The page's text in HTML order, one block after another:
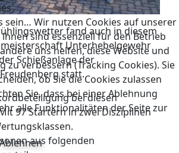
fand auch in diesem
Unterhebelgewehr
Schießanlage der
statt.
bei diesen
97 Startern in zwei Disziplinen
aus folgenden
sein… Wir nutzen Cookies auf unserer
sind essenziell für den Betrieb
uns helfen, diese Website und
verbessern (Tracking Cookies). Sie
ob Sie die Cookies zulassen
Sie, dass bei einer Ablehnung
alle Funktionalitäten der Seite zur
Ablehnen